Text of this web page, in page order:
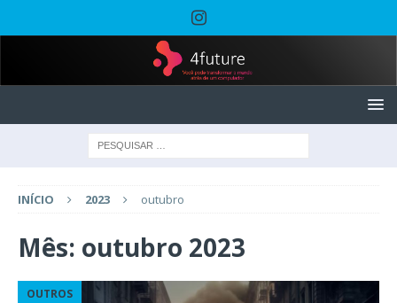
INÍCIO 2023 outubro
Mês: outubro 2023
OUTROS